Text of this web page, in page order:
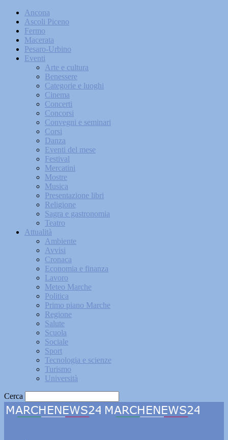
Ancona
Ascoli Piceno
Fermo
Macerata
Pesaro-Urbino
Eventi
Arte e cultura
Benessere
Categorie e luoghi
Cinema
Concerti
Concorsi
Convegni e seminari
Corsi
Danza
Eventi del mese
Festival
Mercatini
Mostre
Musica
Presentazione libri
Religione
Sagra e gastronomia
Teatro
Attualità
Ambiente
Avvisi
Cronaca
Economia e finanza
Lavoro
Meteo Marche
Politica
Primo piano Marche
Regione
Salute
Scuola
Sociale
Sport
Tecnologia e scienze
Turismo
Università
Cerca